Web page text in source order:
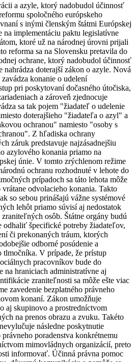
a azyle, ktorý nadobudol účinnosť
spoločného európskeho
s inými členským štátmi Európskej
na implementáciu paktu legislatívne
ktoré už na národnej úrovni prijali
reforma sa na Slovensku pretavila do
ochrane, ktorý nadobudol účinnosť
nahrádza doterajší zákon o azyle. Nová
konanie o udelení
pri poskytovaní dočasného útočiska,
a zároveň zjednocuje
sa tak pojem "žiadateľ o udelenie
doterajšieho "žiadateľa o azyl" a
ochranou" namiesto "osoby s
Z hľadiska ochrany
záruk predstavuje najzásadnejšiu
azylového konania priamo na
únie. V tomto zrýchlenom režime
ochranu rozhodnuté v lehote do
prípadoch sa táto lehota môže
odvolacieho konania. Takto
so sebou prinášajú vážne systémové
lehôt priamo súvisí aj nedostatok
osôb. Štátne orgány budú
odhaliť špecifické potreby žiadateľov,
či prekonaných tráum, ktorých
odborné posúdenie a
V prípade, že prístup
pracovníkov bude do
na hraniciach administratívne aj
zraniteľnosti sa môže ešte viac
zavedenie bezplatného právneho
konaní. Zákon umožňuje
aj skupinovo a prostredníctvom
na prenos obrazu a zvuku. Takéto
následne poskytnutie
poradenstva konkrétnemu
mimovládnych organizácií, preto
informovať. Účinná právna pomoc